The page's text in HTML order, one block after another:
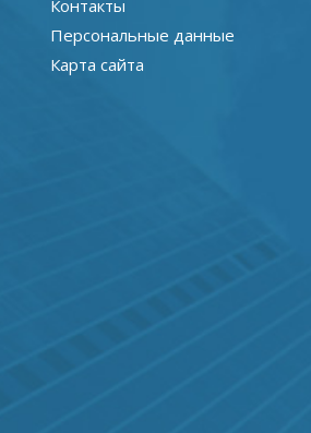
Контакты
Персональные данные
Карта сайта